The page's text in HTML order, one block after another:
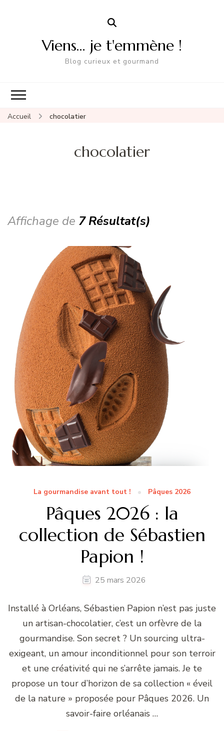
Viens… je t'emmène !
Blog curieux et gourmand
Accueil chocolatier
chocolatier
Affichage de 7 Résultat(s)
La gourmandise avant tout ! Pâques 2026
Pâques 2026 : la
collection de Sébastien
Papion !
25 mars 2026
Installé à Orléans, Sébastien Papion n’est pas juste
un artisan-chocolatier, c’est un orfèvre de la
gourmandise. Son secret ? Un sourcing ultra-
exigeant, un amour inconditionnel pour son terroir
et une créativité qui ne s’arrête jamais. Je te
propose un tour d’horizon de sa collection « éveil
de la nature » proposée pour Pâques 2026. Un
savoir-faire orléanais …